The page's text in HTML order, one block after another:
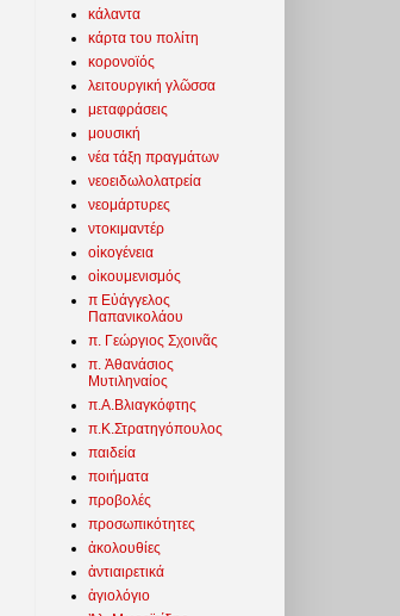
κάλαντα
κάρτα του πολίτη
κορονοϊός
λειτουργική γλῶσσα
μεταφράσεις
μουσική
νέα τάξη πραγμάτων
νεοειδωλολατρεία
νεομάρτυρες
ντοκιμαντέρ
οἰκογένεια
οἰκουμενισμός
π Εὐάγγελος
Παπανικολάου
π. Γεώργιος Σχοινᾶς
π. Ἀθανάσιος
Μυτιληναίος
π.Α.Βλιαγκόφτης
π.Κ.Στρατηγόπουλος
παιδεία
ποιήματα
προβολές
προσωπικότητες
ἀκολουθίες
ἀντιαιρετικά
ἁγιολόγιο